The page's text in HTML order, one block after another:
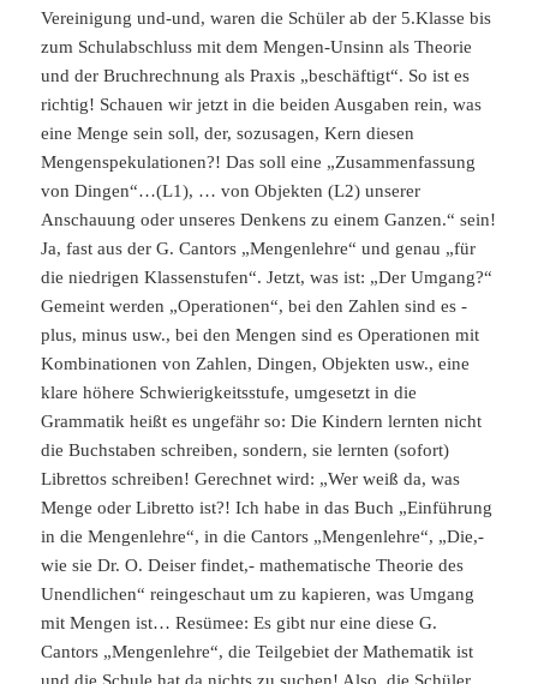
Vereinigung und-und, waren die Schüler ab der 5.Klasse bis
zum Schulabschluss mit dem Mengen-Unsinn als Theorie
und der Bruchrechnung als Praxis „beschäftigt“. So ist es
richtig! Schauen wir jetzt in die beiden Ausgaben rein, was
eine Menge sein soll, der, sozusagen, Kern diesen
Mengenspekulationen?! Das soll eine „Zusammenfassung
von Dingen“…(L1), … von Objekten (L2) unserer
Anschauung oder unseres Denkens zu einem Ganzen.“ sein!
Ja, fast aus der G. Cantors „Mengenlehre“ und genau „für
die niedrigen Klassenstufen“. Jetzt, was ist: „Der Umgang?“
Gemeint werden „Operationen“, bei den Zahlen sind es -
plus, minus usw., bei den Mengen sind es Operationen mit
Kombinationen von Zahlen, Dingen, Objekten usw., eine
klare höhere Schwierigkeitsstufe, umgesetzt in die
Grammatik heißt es ungefähr so: Die Kindern lernten nicht
die Buchstaben schreiben, sondern, sie lernten (sofort)
Librettos schreiben! Gerechnet wird: „Wer weiß da, was
Menge oder Libretto ist?! Ich habe in das Buch „Einführung
in die Mengenlehre“, in die Cantors „Mengenlehre“, „Die,-
wie sie Dr. O. Deiser findet,- mathematische Theorie des
Unendlichen“ reingeschaut um zu kapieren, was Umgang
mit Mengen ist… Resümee: Es gibt nur eine diese G.
Cantors „Mengenlehre“, die Teilgebiet der Mathematik ist
und die Schule hat da nichts zu suchen! Also, die Schüler